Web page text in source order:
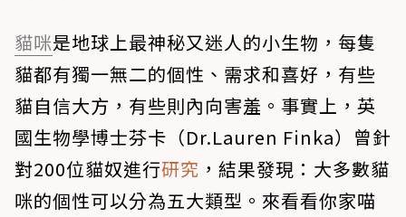
貓咪是地球上最神秘又迷人的小生物，每隻
貓都有獨一無二的個性、需求和喜好，有些
貓自信大方，有些則內向害羞。事實上，英
國生物學博士芬卡（Dr.Lauren Finka）曾針
對200位貓奴進行研究 ，結果發現：大多數貓
咪的個性可以分為五大類型。來看看你家喵